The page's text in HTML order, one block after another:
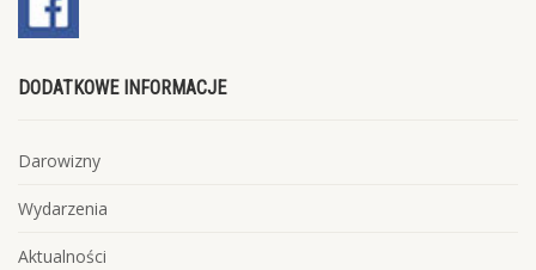
DODATKOWE INFORMACJE
Darowizny
Wydarzenia
Aktualności